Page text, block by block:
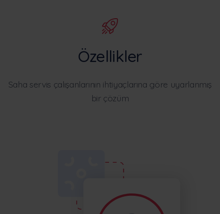
Özellikler
Saha servis çalışanlarının ihtiyaçlarına göre uyarlanmış
bir çözüm